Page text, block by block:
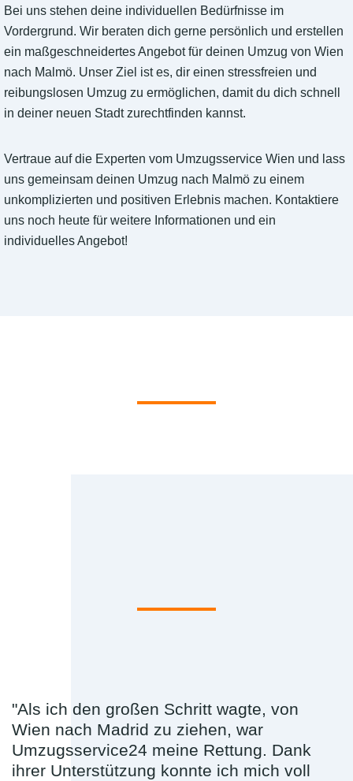
Bei uns stehen deine individuellen Bedürfnisse im
Vordergrund. Wir beraten dich gerne persönlich und erstellen
ein maßgeschneidertes Angebot für deinen Umzug von Wien
nach Malmö. Unser Ziel ist es, dir einen stressfreien und
reibungslosen Umzug zu ermöglichen, damit du dich schnell
in deiner neuen Stadt zurechtfinden kannst.
Vertraue auf die Experten vom Umzugsservice Wien und lass
uns gemeinsam deinen Umzug nach Malmö zu einem
unkomplizierten und positiven Erlebnis machen. Kontaktiere
uns noch heute für weitere Informationen und ein
individuelles Angebot!
"Als ich den großen Schritt wagte, von
Wien nach Madrid zu ziehen, war
Umzugsservice24 meine Rettung. Dank
ihrer Unterstützung konnte ich mich voll